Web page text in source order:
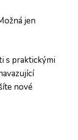
jen
s praktickými
nové